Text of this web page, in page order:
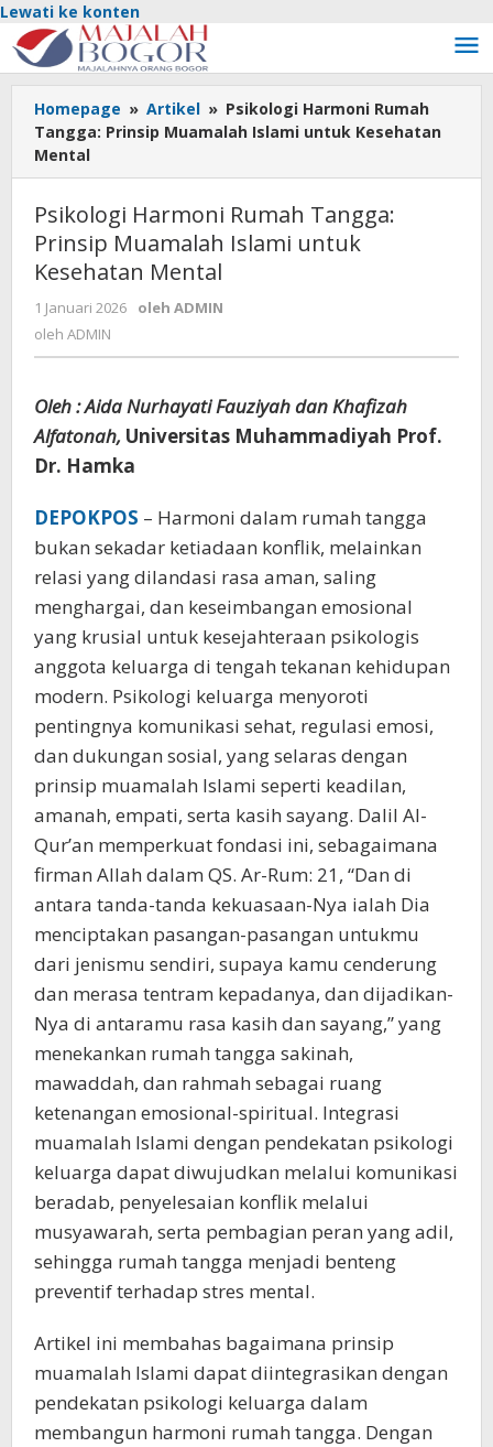
Lewati ke konten
Homepage » Artikel » Psikologi Harmoni Rumah
Tangga: Prinsip Muamalah Islami untuk Kesehatan
Mental
Psikologi Harmoni Rumah Tangga:
Prinsip Muamalah Islami untuk
Kesehatan Mental
1 Januari 2026 oleh ADMIN
oleh ADMIN
Oleh : Aida Nurhayati Fauziyah dan Khafizah
Alfatonah, Universitas Muhammadiyah Prof.
Dr. Hamka
DEPOKPOS – Harmoni dalam rumah tangga
bukan sekadar ketiadaan konflik, melainkan
relasi yang dilandasi rasa aman, saling
menghargai, dan keseimbangan emosional
yang krusial untuk kesejahteraan psikologis
anggota keluarga di tengah tekanan kehidupan
modern. Psikologi keluarga menyoroti
pentingnya komunikasi sehat, regulasi emosi,
dan dukungan sosial, yang selaras dengan
prinsip muamalah Islami seperti keadilan,
amanah, empati, serta kasih sayang. Dalil Al-
Qur’an memperkuat fondasi ini, sebagaimana
firman Allah dalam QS. Ar-Rum: 21, “Dan di
antara tanda-tanda kekuasaan-Nya ialah Dia
menciptakan pasangan-pasangan untukmu
dari jenismu sendiri, supaya kamu cenderung
dan merasa tentram kepadanya, dan dijadikan-
Nya di antaramu rasa kasih dan sayang,” yang
menekankan rumah tangga sakinah,
mawaddah, dan rahmah sebagai ruang
ketenangan emosional-spiritual. Integrasi
muamalah Islami dengan pendekatan psikologi
keluarga dapat diwujudkan melalui komunikasi
beradab, penyelesaian konflik melalui
musyawarah, serta pembagian peran yang adil,
sehingga rumah tangga menjadi benteng
preventif terhadap stres mental.
Artikel ini membahas bagaimana prinsip
muamalah Islami dapat diintegrasikan dengan
pendekatan psikologi keluarga dalam
membangun harmoni rumah tangga. Dengan